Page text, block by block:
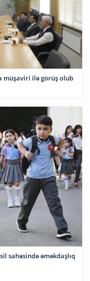
müşaviri ilə görüş olub
sahəsində əməkdaşlıq